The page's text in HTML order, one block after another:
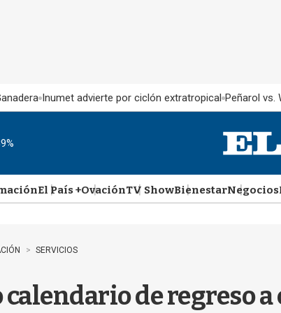
Inumet advierte por ciclón extratropical Peñarol vs.
El País +OvaciónTV ShowBienestarNegocios
SERVICIOS
calendario de regreso